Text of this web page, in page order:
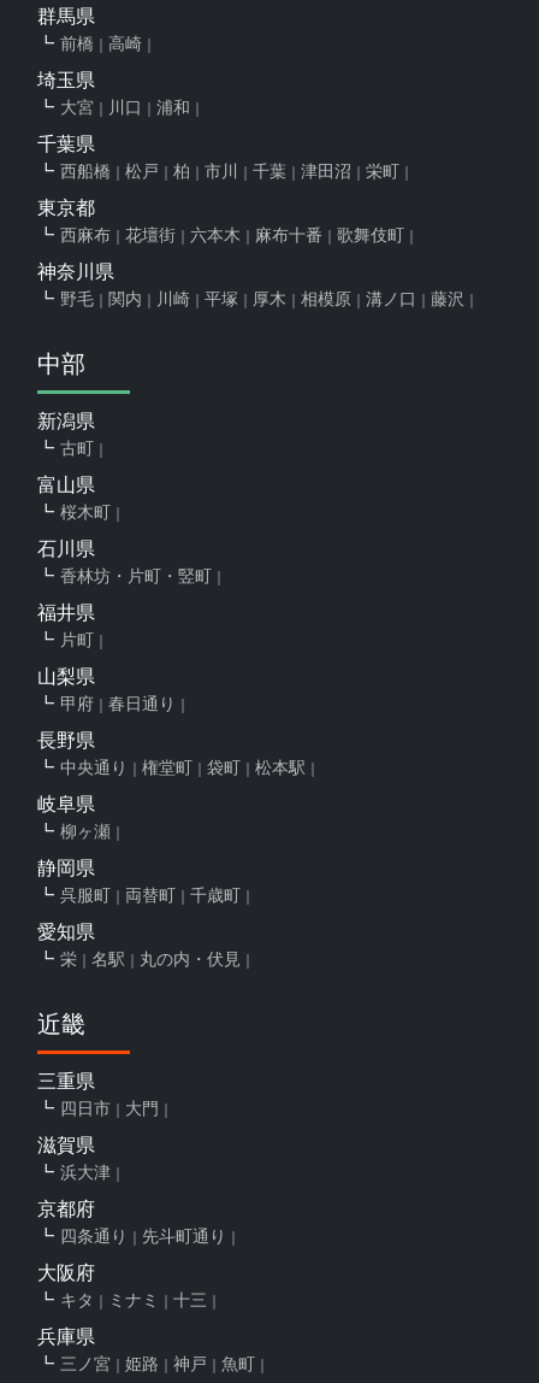
群馬県
前橋 高崎
埼玉県
大宮 川口 浦和
千葉県
西船橋 松戸 柏 市川 千葉 津田沼 栄町
東京都
西麻布 花壇街 六本木 麻布十番 歌舞伎町
神奈川県
野毛 関内 川崎 平塚 厚木 相模原 溝ノ口 藤沢
中部
新潟県
古町
富山県
桜木町
石川県
香林坊・片町・竪町
福井県
片町
山梨県
甲府 春日通り
長野県
中央通り 権堂町 袋町 松本駅
岐阜県
柳ヶ瀬
静岡県
呉服町 両替町 千歳町
愛知県
栄 名駅 丸の内・伏見
近畿
三重県
四日市 大門
滋賀県
浜大津
京都府
四条通り 先斗町通り
大阪府
キタ ミナミ 十三
兵庫県
三ノ宮 姫路 神戸 魚町